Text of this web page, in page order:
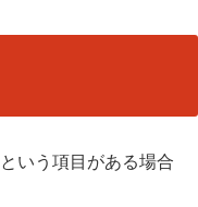
いう項目がある場合